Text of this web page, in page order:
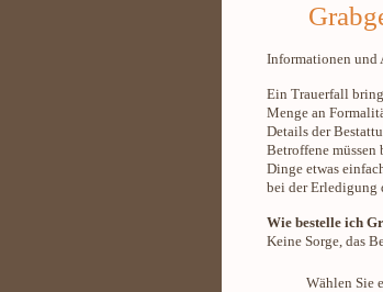
Informationen und
Ein Trauerfall
Menge an
Details der
Betroffene müssen
Dinge etwas
bei der Erledigung
Wie bestelle ich
Keine Sorge, das
Wählen Sie